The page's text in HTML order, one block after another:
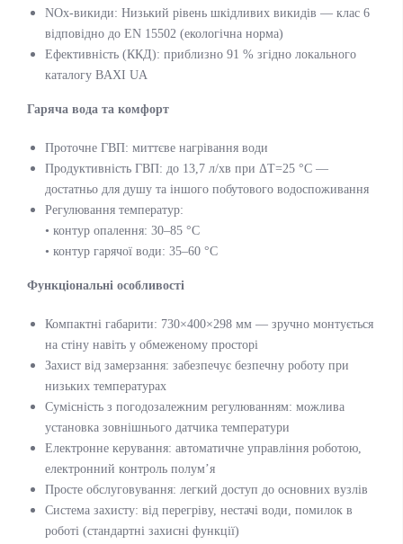
NOx-викиди: Низький рівень шкідливих викидів — клас 6
відповідно до EN 15502 (екологічна норма)
Ефективність (ККД): приблизно 91 % згідно локального
каталогу BAXI UA
Гаряча вода та комфорт
Проточне ГВП: миттєве нагрівання води
Продуктивність ГВП: до 13,7 л/хв при ΔT=25 °C —
достатньо для душу та іншого побутового водоспоживання
Регулювання температур:
• контур опалення: 30–85 °C
• контур гарячої води: 35–60 °C
Функціональні особливості
Компактні габарити: 730×400×298 мм — зручно монтується
на стіну навіть у обмеженому просторі
Захист від замерзання: забезпечує безпечну роботу при
низьких температурах
Сумісність з погодозалежним регулюванням: можлива
установка зовнішнього датчика температури
Електронне керування: автоматичне управління роботою,
електронний контроль полум’я
Просте обслуговування: легкий доступ до основних вузлів
Система захисту: від перегріву, нестачі води, помилок в
роботі (стандартні захисні функції)